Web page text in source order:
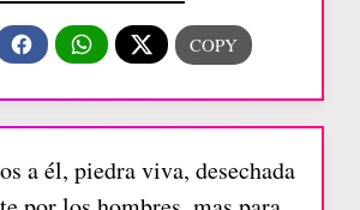
a él, piedra viva, desechada